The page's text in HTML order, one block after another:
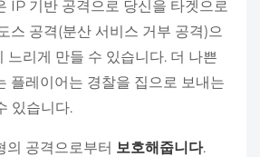
IP 기반 공격으로 당신을 타겟으로
스 공격(분산 서비스 거부 공격)으
느리게 만들 수 있습니다. 더 나쁜
플레이어는 경찰을 집으로 보내는
있습니다.
공격으로부터 보호해줍니다.